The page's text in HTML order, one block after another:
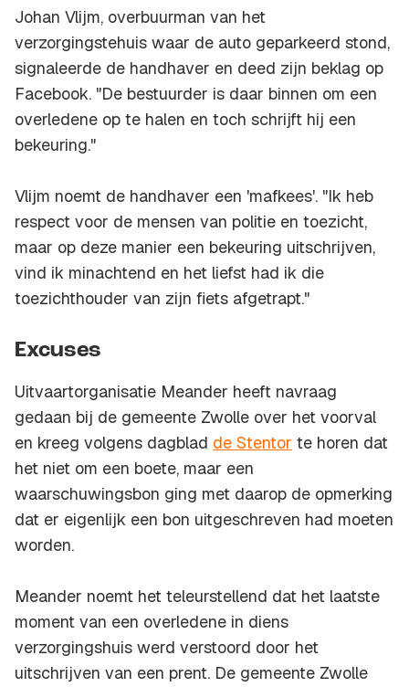
Johan Vlijm, overbuurman van het
verzorgingstehuis waar de auto geparkeerd stond,
signaleerde de handhaver en deed zijn beklag op
Facebook. "De bestuurder is daar binnen om een
overledene op te halen en toch schrijft hij een
bekeuring."
Vlijm noemt de handhaver een 'mafkees'. "Ik heb
respect voor de mensen van politie en toezicht,
maar op deze manier een bekeuring uitschrijven,
vind ik minachtend en het liefst had ik die
toezichthouder van zijn fiets afgetrapt."
Excuses
Uitvaartorganisatie Meander heeft navraag
gedaan bij de gemeente Zwolle over het voorval
en kreeg volgens dagblad de Stentor te horen dat
het niet om een boete, maar een
waarschuwingsbon ging met daarop de opmerking
dat er eigenlijk een bon uitgeschreven had moeten
worden.
Meander noemt het teleurstellend dat het laatste
moment van een overledene in diens
verzorgingshuis werd verstoord door het
uitschrijven van een prent. De gemeente Zwolle